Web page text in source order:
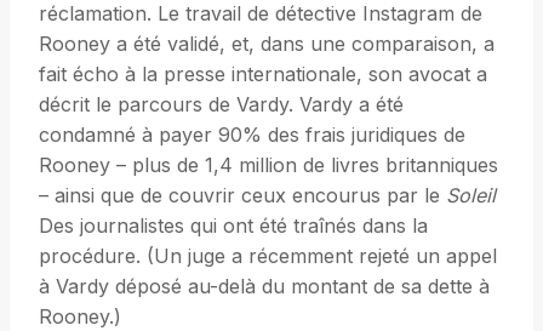
réclamation. Le travail de détective Instagram de
Rooney a été validé, et, dans une comparaison, a
fait écho à la presse internationale, son avocat a
décrit le parcours de Vardy. Vardy a été
condamné à payer 90% des frais juridiques de
Rooney – plus de 1,4 million de livres britanniques
– ainsi que de couvrir ceux encourus par le Soleil
Des journalistes qui ont été traînés dans la
procédure. (Un juge a récemment rejeté un appel
à Vardy déposé au-delà du montant de sa dette à
Rooney.)